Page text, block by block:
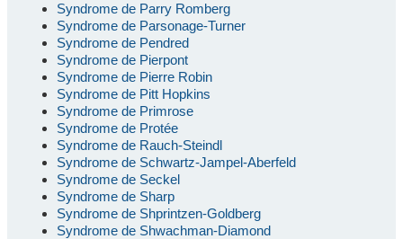
Syndrome de Parry Romberg
Syndrome de Parsonage-Turner
Syndrome de Pendred
Syndrome de Pierpont
Syndrome de Pierre Robin
Syndrome de Pitt Hopkins
Syndrome de Primrose
Syndrome de Protée
Syndrome de Rauch-Steindl
Syndrome de Schwartz-Jampel-Aberfeld
Syndrome de Seckel
Syndrome de Sharp
Syndrome de Shprintzen-Goldberg
Syndrome de Shwachman-Diamond